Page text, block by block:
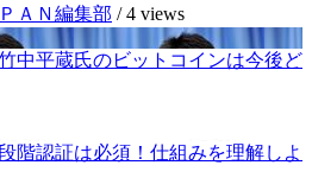
ＡＮ編集部 /4 views
中平蔵氏のビットコインは今後ど
階認証は必須！仕組みを理解しよ